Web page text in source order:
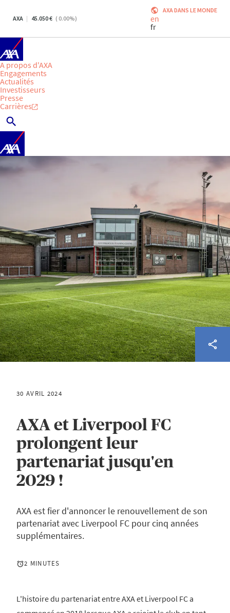
AXA 45.050 ( 0.00%)
AXA DANS LE MONDE
en
fr
A propos d'AXA
Engagements
Actualités
Investisseurs
Presse
Carrières
30 AVRIL 2024
AXA et Liverpool FC
prolongent leur
partenariat jusqu'en
2029 !
AXA est fier d'annoncer le renouvellement de son
partenariat avec Liverpool FC pour cinq années
supplémentaires.
2 MINUTES
L'histoire du partenariat entre AXA et Liverpool FC a